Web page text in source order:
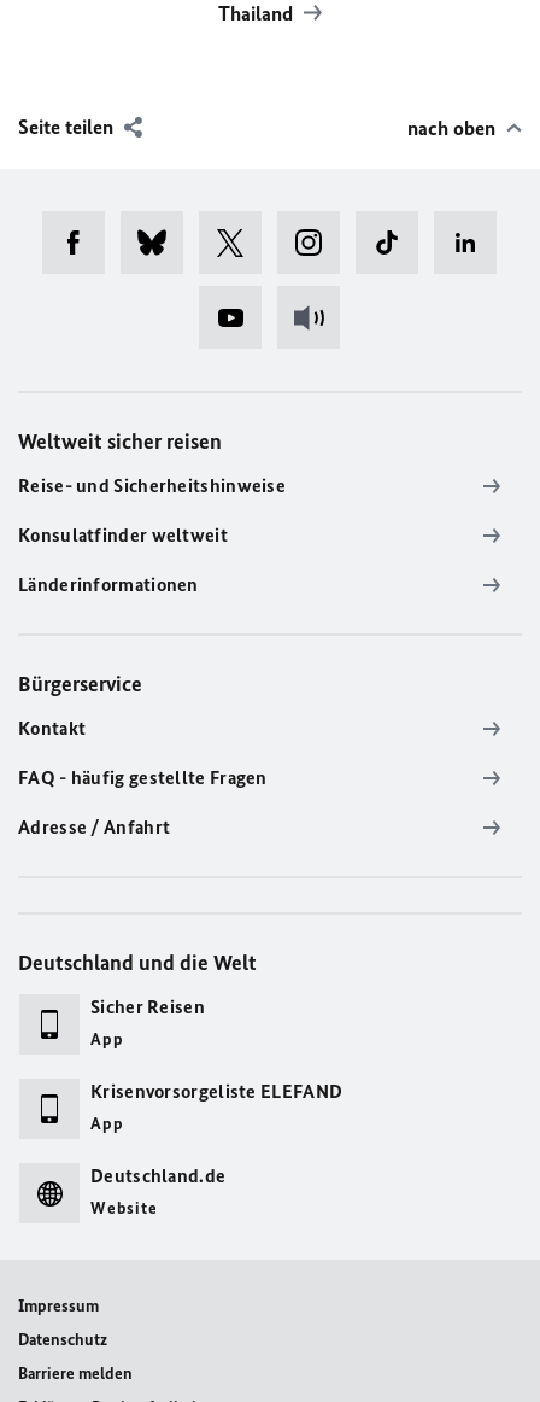
Thailand
Seite teilen nach oben
Weltweit sicher reisen
Reise- und Sicherheitshinweise
Konsulatfinder weltweit
Länderinformationen
Bürgerservice
Kontakt
FAQ - häufig gestellte Fragen
Adresse / Anfahrt
Deutschland und die Welt
Sicher Reisen
App
Krisenvorsorgeliste ELEFAND
App
Deutschland.de
Website
Impressum
Datenschutz
Barriere melden